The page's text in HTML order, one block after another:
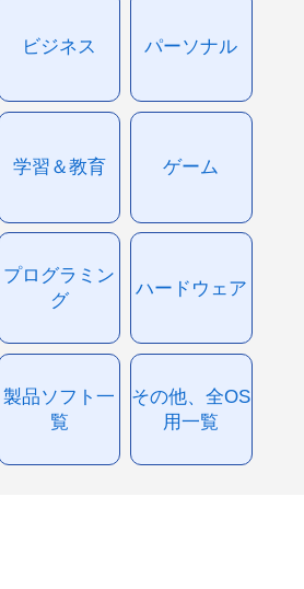
ビジネス パーソナル
学習＆教育 ゲーム
プログラミン
グ
ハードウェア
製品ソフト一
覧
その他、全OS
用一覧